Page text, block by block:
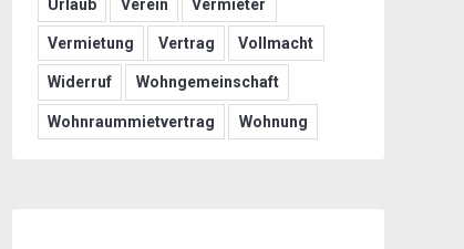
Urlaub Verein Vermieter
Vermietung Vertrag Vollmacht
Widerruf Wohngemeinschaft
Wohnraummietvertrag Wohnung